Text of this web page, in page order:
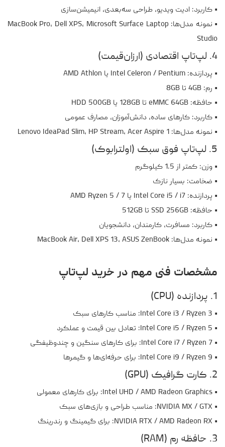
• کاربرد: ادیت ویدیو، طراحی سه‌بعدی، انیمیشن‌سازی
• نمونه مدل‌ها: MacBook Pro، Dell XPS، Microsoft Surface Laptop
Studio
4. لپ‌تاپ اقتصادی (ارزان‌قیمت)
• پردازنده: Intel Celeron / Pentium یا AMD Athlon
• رم: 4GB تا 8GB
• حافظه: eMMC 64GB تا 128GB یا HDD 500GB
• کاربرد: کارهای ساده، دانش‌آموزان، مصارف عمومی
• نمونه مدل‌ها: Lenovo IdeaPad Slim، HP Stream، Acer Aspire 1
5. لپ‌تاپ فوق سبک (اولترابوک)
• وزن: کمتر از 1.5 کیلوگرم
• ضخامت: بسیار نازک
• پردازنده: Intel Core i5 / i7 یا AMD Ryzen 5 / 7
• حافظه: SSD 256GB تا 512GB
• کاربرد: مسافرت، کارمندان، دانشجویان
• نمونه مدل‌ها: MacBook Air، Dell XPS 13، ASUS ZenBook
مشخصات فنی مهم در خرید لپ‌تاپ
1. پردازنده (CPU)
• Intel Core i3 / Ryzen 3: مناسب کارهای سبک
• Intel Core i5 / Ryzen 5: تعادل بین قیمت و عملکرد
• Intel Core i7 / Ryzen 7: برای کارهای سنگین و چندوظیفگی
• Intel Core i9 / Ryzen 9: برای حرفه‌ای‌ها و گیمرها
2. کارت گرافیک (GPU)
• Intel UHD / AMD Radeon Graphics: برای کارهای معمولی
• NVIDIA MX / GTX: مناسب طراحی و بازی‌های سبک
• NVIDIA RTX / AMD Radeon RX: برای گیمینگ و رندرینگ
3. حافظه رم (RAM)